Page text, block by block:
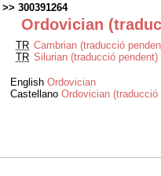
300391264
Ordovician
TR Cambrian (traducció
TR Silurian (traducció pendent)
English Ordovician
Castellano Ordovician (traducció